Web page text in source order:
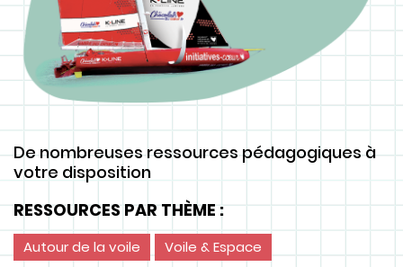
De nombreuses ressources pédagogiques à
votre disposition
RESSOURCES PAR THÈME :
Autour de la voile
Voile & Espace